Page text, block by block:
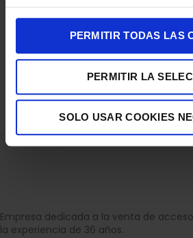
PERMITIR TODAS LAS
PERMITIR LA
SOLO USAR COOKIES
CAFETERA CAPSULAS DELONGHI
PICCOLO XS NG
44,90€
Empresa dedicada a la venta de
la experiencia de 36 años.